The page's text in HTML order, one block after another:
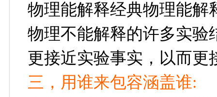
物理能解释经典物理能解
物理不能解释的许多实验
更接近实验事实，以而更
三，用谁来包容涵盖谁: